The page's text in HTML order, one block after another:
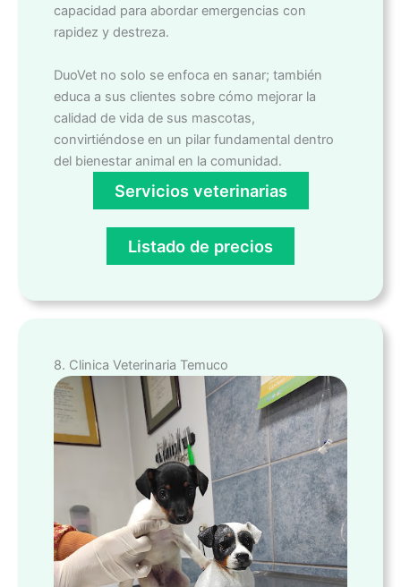
capacidad para abordar emergencias con
rapidez y destreza.
DuoVet no solo se enfoca en sanar; también
educa a sus clientes sobre cómo mejorar la
calidad de vida de sus mascotas,
convirtiéndose en un pilar fundamental dentro
del bienestar animal en la comunidad.
Servicios veterinarias
Listado de precios
8. Clinica Veterinaria Temuco